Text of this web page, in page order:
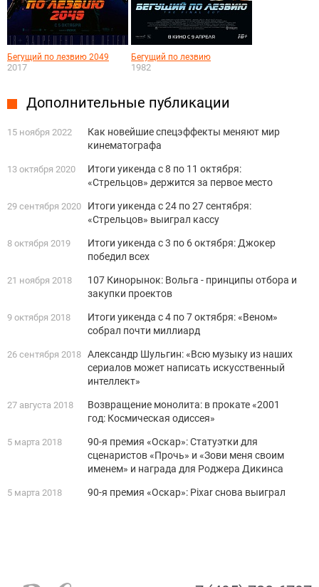
Бегущий по лезвию 2049
2017
Бегущий по лезвию
1982
Дополнительные публикации
15 ноября 2022
Как новейшие спецэффекты меняют мир
кинематографа
13 октября 2020
Итоги уикенда с 8 по 11 октября:
«Стрельцов» держится за первое место
29 сентября 2020
Итоги уикенда с 24 по 27 сентября:
«Стрельцов» выиграл кассу
8 октября 2019
Итоги уикенда с 3 по 6 октября: Джокер
победил всех
21 ноября 2018
107 Кинорынок: Вольга - принципы отбора и
закупки проектов
9 октября 2018
Итоги уикенда с 4 по 7 октября: «Веном»
собрал почти миллиард
26 сентября 2018 Александр Шульгин: «Всю музыку из наших
сериалов может написать искусственный
интеллект»
27 августа 2018
Возвращение монолита: в прокате «2001
год: Космическая одиссея»
5 марта 2018
90-я премия «Оскар»: Статуэтки для
сценаристов «Прочь» и «Зови меня своим
именем» и награда для Роджера Дикинса
5 марта 2018 90-я премия «Оскар»: Pixar снова выиграл